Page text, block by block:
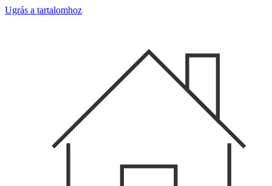
Ugrás a tartalomhoz